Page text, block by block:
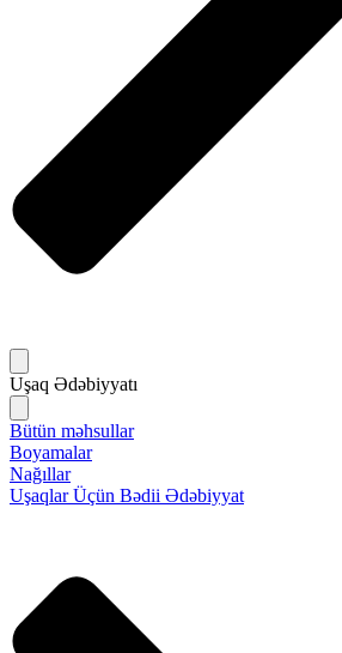
Uşaq Ədəbiyyatı
Bütün məhsullar
Boyamalar
Nağıllar
Uşaqlar Üçün Bədii Ədəbiyyat